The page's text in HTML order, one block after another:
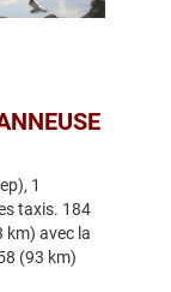
1
taxis. 184
km) avec la
(93 km)